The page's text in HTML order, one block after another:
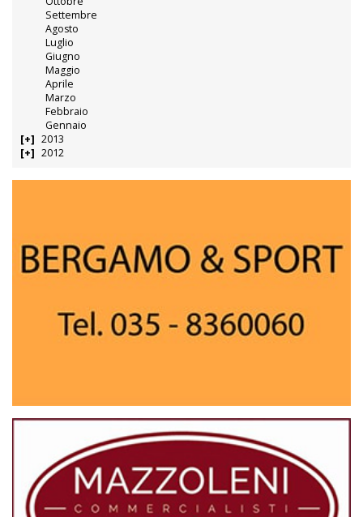
Settembre
Agosto
Luglio
Giugno
Maggio
Aprile
Marzo
Febbraio
Gennaio
2013
2012